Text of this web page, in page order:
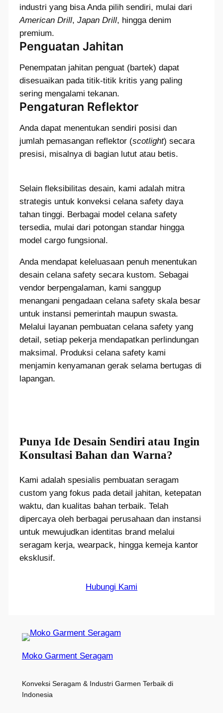
industri yang bisa Anda pilih sendiri, mulai dari
American Drill,Japan Drill, hingga denim
premium.
Penguatan Jahitan
Penempatan jahitan penguat (bartek) dapat
disesuaikan pada titik-titik kritis yang paling
sering mengalami tekanan.
Pengaturan Reflektor
Anda dapat menentukan sendiri posisi dan
jumlah pemasangan reflektor (scotlight) secara
presisi, misalnya di bagian lutut atau betis.
Selain fleksibilitas desain, kami adalah mitra
strategis untuk konveksi celana safety daya
tahan tinggi. Berbagai model celana safety
tersedia, mulai dari potongan standar hingga
model cargo fungsional.
Anda mendapat keleluasaan penuh menentukan
desain celana safety secara kustom. Sebagai
vendor berpengalaman, kami sanggup
menangani pengadaan celana safety skala besar
untuk instansi pemerintah maupun swasta.
Melalui layanan pembuatan celana safety yang
detail, setiap pekerja mendapatkan perlindungan
maksimal. Produksi celana safety kami
menjamin kenyamanan gerak selama bertugas di
lapangan.
Punya Ide Desain Sendiri atau Ingin
Konsultasi Bahan dan Warna?
Kami adalah spesialis pembuatan seragam
custom yang fokus pada detail jahitan, ketepatan
waktu, dan kualitas bahan terbaik. Telah
dipercaya oleh berbagai perusahaan dan instansi
untuk mewujudkan identitas brand melalui
seragam kerja, wearpack, hingga kemeja kantor
eksklusif.
Hubungi Kami
Moko Garment Seragam
Konveksi Seragam & Industri Garmen Terbaik di
Indonesia